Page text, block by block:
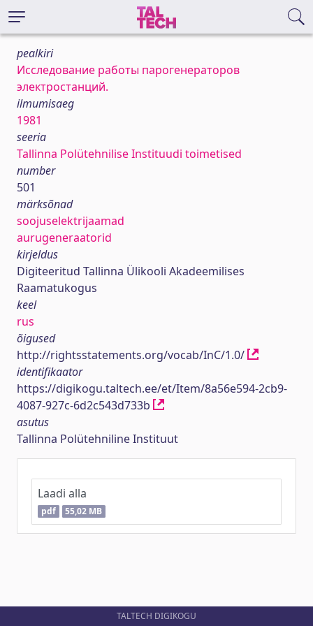
pealkiri
Исследование работы парогенераторов
электростанций.
ilmumisaeg
1981
seeria
Tallinna Polütehnilise Instituudi toimetised
number
501
märksõnad
soojuselektrijaamad
aurugeneraatorid
kirjeldus
Digiteeritud Tallinna Ülikooli Akadeemilises
Raamatukogus
keel
rus
õigused
http://rightsstatements.org/vocab/InC/1.0/
identifikaator
https://digikogu.taltech.ee/et/Item/8a56e594-2cb9-
4087-927c-6d2c543d733b
asutus
Tallinna Polütehniline Instituut
Laadi alla
pdf 55,02 MB
TALTECH DIGIKOGU